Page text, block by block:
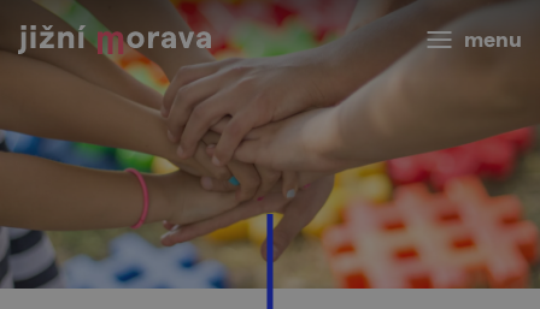
menu